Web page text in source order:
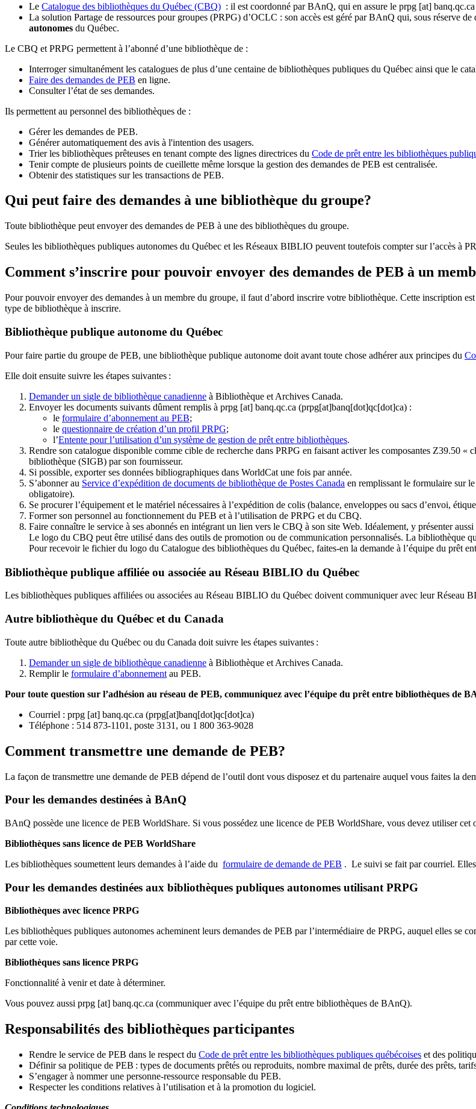
Le Catalogue des bibliothèques du Québec (CBQ) : il est coordonné par BAnQ, qui en assure le prpg [at] banq.qc.ca
La solution Partage de ressources pour groupes (PRPG) d’OCLC : son accès est géré par BAnQ qui, sous réserve
autonomes du Québec.
Le CBQ et PRPG permettent à l’abonné d’une bibliothèque de :
Interroger simultanément les catalogues de plus d’une centaine de bibliothèques publiques du Québec ainsi que le
Faire des demandes de PEB en ligne.
Consulter l’état de ses demandes.
Ils permettent au personnel des bibliothèques de :
Gérer les demandes de PEB.
Générer automatiquement des avis à l'intention des usagers.
Trier les bibliothèques prêteuses en tenant compte des lignes directrices du Code de prêt entre les bibliothèques
Tenir compte de plusieurs points de cueillette même lorsque la gestion des demandes de PEB est centralisée.
Obtenir des statistiques sur les transactions de PEB.
Qui peut faire des demandes à une bibliothèque du groupe?
Toute bibliothèque peut envoyer des demandes de PEB à une des bibliothèques du groupe.
Seules les bibliothèques publiques autonomes du Québec et les Réseaux BIBLIO peuvent toutefois compter sur l’accès à
Comment s’inscrire pour pouvoir envoyer des demandes de PEB à un
Pour pouvoir envoyer des demandes à un membre du groupe, il faut d’abord inscrire votre bibliothèque. Cette inscription
type de bibliothèque à inscrire.
Bibliothèque publique autonome du Québec
Pour faire partie du groupe de PEB, une bibliothèque publique autonome doit avant toute chose adhérer aux principes du
Elle doit ensuite suivre les étapes suivantes :
Demander un sigle de bibliothèque canadienne à Bibliothèque et Archives Canada.
Envoyer les documents suivants dûment remplis à prpg [at] banq.qc.ca (prpg[at]banq[dot]qc[dot]ca) :
le formulaire d’abonnement au PEB;
le questionnaire de création d’un profil PRPG;
l’Entente pour l’utilisation d’un système de gestion de prêt entre bibliothèques.
Rendre son catalogue disponible comme cible de recherche dans PRPG en faisant activer les composantes Z39.50 «
bibliothèque (SIGB) par son fournisseur.
Si possible, exporter ses données bibliographiques dans WorldCat une fois par année.
S’abonner au Service d’expédition de documents de bibliothèque de Postes Canada en remplissant le formulaire sur
obligatoire).
Se procurer l’équipement et le matériel nécessaires à l’expédition de colis (balance, enveloppes ou sacs d’envoi,
Former son personnel au fonctionnement du PEB et à l’utilisation de PRPG et du CBQ.
Faire connaître le service à ses abonnés en intégrant un lien vers le CBQ à son site Web. Idéalement, y présenter
Le logo du CBQ peut être utilisé dans des outils de promotion ou de communication personnalisés. La bibliothèque
Pour recevoir le fichier du logo du Catalogue des bibliothèques du Québec, faites-en la demande à l’équipe du prêt
Bibliothèque publique affiliée ou associée au Réseau BIBLIO du Québec
Les bibliothèques publiques affiliées ou associées au Réseau BIBLIO du Québec doivent communiquer avec leur Réseau
Autre bibliothèque du Québec et du Canada
Toute autre bibliothèque du Québec ou du Canada doit suivre les étapes suivantes :
Demander un sigle de bibliothèque canadienne à Bibliothèque et Archives Canada.
Remplir le formulaire d’abonnement au PEB.
Pour toute question sur l’adhésion au réseau de PEB, communiquez avec l’équipe du prêt entre bibliothèques de
Courriel : prpg [at] banq.qc.ca (prpg[at]banq[dot]qc[dot]ca)
Téléphone : 514 873-1101, poste 3131, ou 1 800 363-9028
Comment transmettre une demande de PEB?
La façon de transmettre une demande de PEB dépend de l’outil dont vous disposez et du partenaire auquel vous faites la
Pour les demandes destinées à BAnQ
BAnQ possède une licence de PEB WorldShare. Si vous possédez une licence de PEB WorldShare, vous devez utiliser cet
Bibliothèques sans licence de PEB WorldShare
Les bibliothèques soumettent leurs demandes à l’aide du formulaire de demande de PEB . Le suivi se fait par courriel.
Pour les demandes destinées aux bibliothèques publiques autonomes utilisant PRPG
Bibliothèques avec licence PRPG
Les bibliothèques publiques autonomes acheminent leurs demandes de PEB par l’intermédiaire de PRPG, auquel elles se
par cette voie.
Bibliothèques sans licence PRPG
Fonctionnalité à venir et date à déterminer.
Vous pouvez aussi prpg [at] banq.qc.ca (communiquer avec l’équipe du prêt entre bibliothèques de BAnQ).
Responsabilités des bibliothèques participantes
Rendre le service de PEB dans le respect du Code de prêt entre les bibliothèques publiques québécoises et des
Définir sa politique de PEB : types de documents prêtés ou reproduits, nombre maximal de prêts, durée des prêts,
S’engager à nommer une personne-ressource responsable du PEB.
Respecter les conditions relatives à l’utilisation et à la promotion du logiciel.